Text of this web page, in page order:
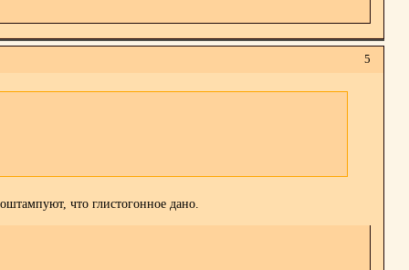
5
что глистогонное дано.